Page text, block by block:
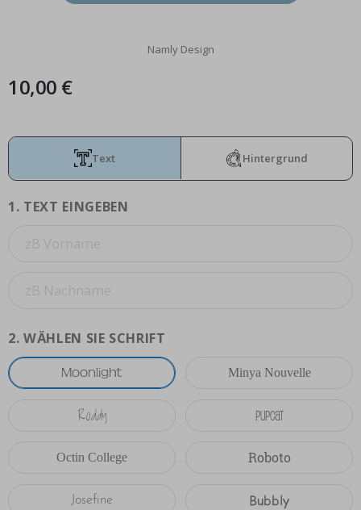
Text Hintergrund
1. TEXT EINGEBEN
2. WÄHLEN SIE SCHRIFT
Moonlight Minya Nouvelle
Roddy Pupcat
Octin College Roboto
Josefine Bubbly
Namly Design
10,00 €